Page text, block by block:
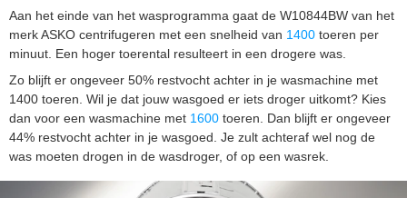
Aan het einde van het wasprogramma gaat de W10844BW van het
merk ASKO centrifugeren met een snelheid van 1400 toeren per
minuut. Een hoger toerental resulteert in een drogere was.
Zo blijft er ongeveer 50% restvocht achter in je wasmachine met
1400 toeren. Wil je dat jouw wasgoed er iets droger uitkomt? Kies
dan voor een wasmachine met 1600 toeren. Dan blijft er ongeveer
44% restvocht achter in je wasgoed. Je zult achteraf wel nog de
was moeten drogen in de wasdroger, of op een wasrek.